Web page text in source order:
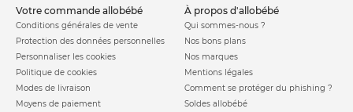
votre commande allobébé
Conditions générales de vente
Protection des données personnelles
Personnaliser les cookies
Politique de cookies
Modes de livraison
Moyens de paiement
à propos d'allobébé
Qui sommes-nous ?
Nos bons plans
Nos marques
Mentions légales
Comment se protéger du phishing ?
Soldes allobébé